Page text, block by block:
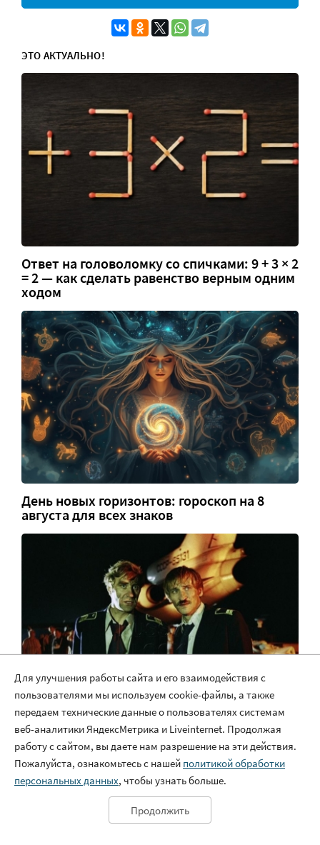
ЭТО АКТУАЛЬНО!
Ответ на головоломку со спичками: 9 + 3 × 2
= 2 — как сделать равенство верным одним
ходом
День новых горизонтов: гороскоп на 8
августа для всех знаков
Тест по советскому фильму «Экипаж»: 10
вопросов с ответами для настоящих
знатоков
Для улучшения работы сайта и его взаимодействия с
пользователями мы используем cookie-файлы, а также
передаем технические данные о пользователях системам
веб-аналитики ЯндексМетрика и Liveinternet. Продолжая
работу с сайтом, вы даете нам разрешение на эти действия.
Пожалуйста, ознакомьтесь с нашей политикой обработки
персональных данных, чтобы узнать больше.
Продолжить